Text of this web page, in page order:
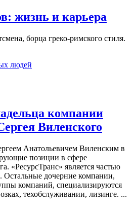
жизнь и карьера
борца греко-римского стиля.
людей
компании
Виленского
Анатольевичем Виленским в
позиции в сфере
«РесурсТранс» является частью
Остальные дочерние компании,
компаний, специализируются
техобслуживании, лизинге. ...